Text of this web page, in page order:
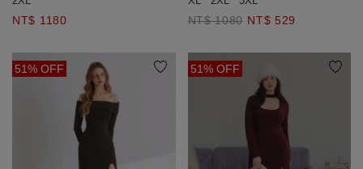
NT$ 1180 NT$ 1080 NT$ 529
51% OFF 51% OFF